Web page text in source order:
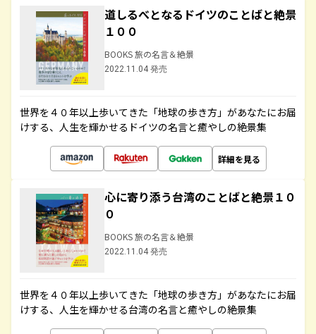
道しるべとなるドイツのことばと絶景
１００
BOOKS 旅の名言＆絶景
2022.11.04 発売
世界を４０年以上歩いてきた「地球の歩き方」があなたにお届
けする、人生を輝かせるドイツの名言と癒やしの絶景集
詳細を見る
心に寄り添う台湾のことばと絶景１０
０
BOOKS 旅の名言＆絶景
2022.11.04 発売
世界を４０年以上歩いてきた「地球の歩き方」があなたにお届
けする、人生を輝かせる台湾の名言と癒やしの絶景集